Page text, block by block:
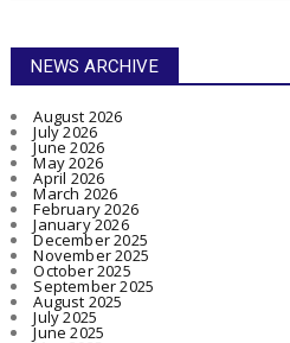
NEWS ARCHIVE
August 2026
July 2026
June 2026
May 2026
April 2026
March 2026
February 2026
January 2026
December 2025
November 2025
October 2025
September 2025
August 2025
July 2025
June 2025